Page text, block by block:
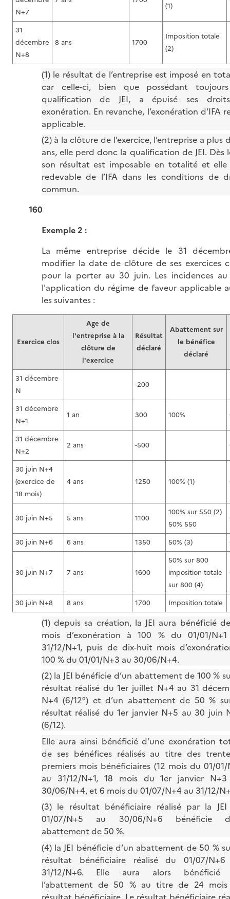
N+7
(1)
31
décembre
N+8
8 ans 1700
Imposition totale
(2)
(1) le résultat de l’entreprise est imposé en
car celle-ci, bien que possédant
qualification de JEI, a épuisé ses
exonération. En revanche, l’exonération d’IFA
applicable.
(2) à la clôture de l’exercice, l’entreprise a plus
ans, elle perd donc la qualification de JEI. Dès
son résultat est imposable en totalité et elle
redevable de l’IFA dans les conditions de
commun.
160
Exemple 2 :
La même entreprise décide le 31
modifier la date de clôture de ses exercices
pour la porter au 30 juin. Les incidences
l'application du régime de faveur applicable
les suivantes :
Exercice clos
Age de
l'entreprise à la
clôture de
l'exercice
Résultat
déclaré
Abattement sur
le bénéfice
déclaré
31 décembre
N
-200
31 décembre
N+1
1 an 300 100%
31 décembre
N+2
2 ans -500
30 juin N+4
(exercice de
18 mois)
4 ans 1250 100% (1)
30 juin N+5 5 ans 1100
100% sur 550 (2)
50% 550
30 juin N+6 6 ans 1350 50% (3)
30 juin N+7 7 ans 1600
50% sur 800
imposition totale
sur 800 (4)
30 juin N+8 8 ans 1700 Imposition totale
(1) depuis sa création, la JEI aura bénéficié
mois d’exonération à 100 % du 01/01/
31/12/N+1, puis de dix-huit mois
100 % du 01/01/N+3 au 30/06/N+4.
(2) la JEI bénéficie d’un abattement de 100 %
résultat réalisé du 1er juillet N+4 au 31
N+4 (6/12°) et d’un abattement de 50 %
résultat réalisé du 1er janvier N+5 au 30 juin
(6/12).
Elle aura ainsi bénéficié d’une exonération
de ses bénéfices réalisés au titre des
premiers mois bénéficiaires (12 mois du 01/01/
au 31/12/N+1, 18 mois du 1er janvier
30/06/N+4, et 6 mois du 01/07/N+4 au 31/12/
(3) le résultat bénéficiaire réalisé par la
01/07/N+5 au 30/06/N+6 bénéficie
abattement de 50 %.
(4) la JEI bénéficie d’un abattement de 50 %
résultat bénéficiaire réalisé du 01/07/
31/12/N+6. Elle aura alors bénéficié
l’abattement de 50 % au titre de 24